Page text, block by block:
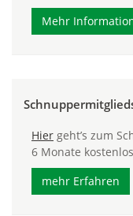
Mehr
Hier geht’s zum
6 Monate
mehr Erfahren